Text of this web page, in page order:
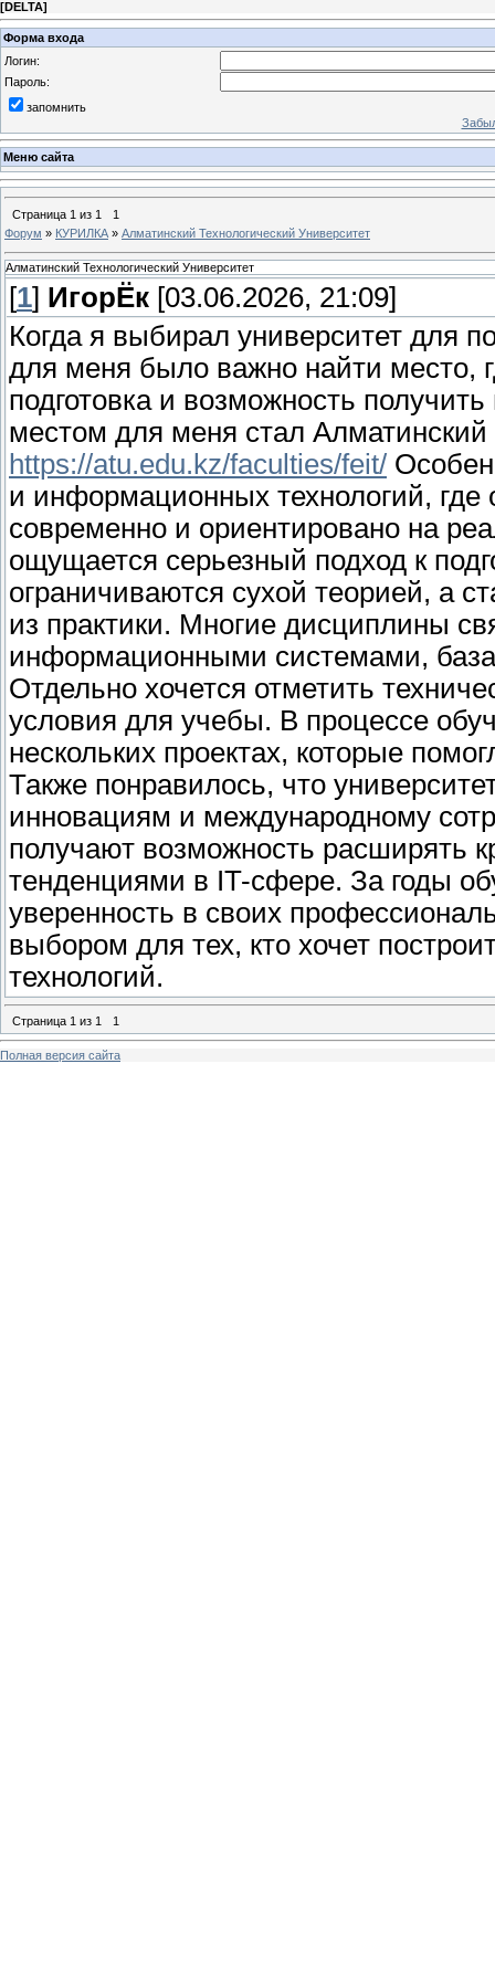
[DELTA]
Форма входа
Логин:
Пароль:
запомнить
Меню сайта
Страница 1 из 1
1
Форум » КУРИЛКА » Алматинский Технологический Университет
Алматинский Технологический Университет
[1] ИгорЁк [03.06.2026, 21:09]
Когда я выбирал университет для
для меня было важно найти место,
подготовка и возможность
местом для меня стал Алматинский
https://atu.edu.kz/faculties/feit/
и информационных технологий, где
современно и ориентировано на
ощущается серьезный подход к
ограничиваются сухой теорией, а
из практики. Многие дисциплины
информационными системами,
Отдельно хочется отметить
условия для учебы. В процессе
нескольких проектах, которые
Также понравилось, что
инновациям и международному
получают возможность расширять
тенденциями в IT-сфере. За годы
уверенность в своих
выбором для тех, кто хочет
технологий.
Страница 1 из 1 1
Полная версия сайта